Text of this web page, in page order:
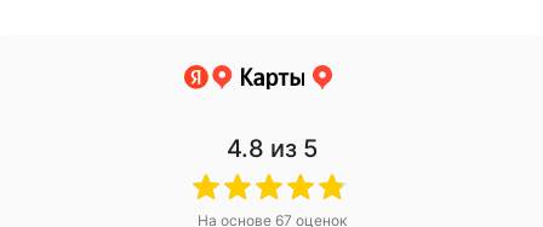
4.8 из 5
На основе 67 оценок